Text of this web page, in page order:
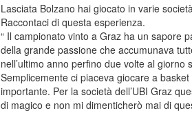
Lasciata Bolzano hai giocato in varie
Raccontaci di questa esperienza.
“ Il campionato vinto a Graz ha un sapore
della grande passione che accumunava
nell’ultimo anno perfino due volte al
Semplicemente ci piaceva giocare a
importante. Per la società dell’UBI Graz
di magico e non mi dimenticherò mai di